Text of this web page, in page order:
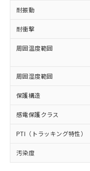
耐振動
耐衝撃
周囲温度範囲
周囲湿度範囲
保護構造
感電保護クラス
PTI（トラッキング特性）
汚染度
タに基
覧され
準価格
正式な
様のお
ムロン
オムロ
在庫状況
事前の
示しない
マイパ
ビス）
鉛(Pb) 1000ppm
六価クロム
類(PBB) 1000ppm
ルベンジル（BBP
（DBP）
但し、RoHS指令
適用除外項目は除く
フタル酸エステル
図的な使用がない
部品在庫の切
月が前後する
*中国RoHS10物質
Pb(鉛) :1000ppm
Cr(Ⅵ)(六価クロム)
ニル類) :
ル類) : 1000ppm、
DBP(フタル酸ジブ
イソブチル) :
DEHP(フタル酸ビ
「ｅ」：有害
準値以下であ
「10」：通常
質が外部に漏
及ぼさない年
国政府
可)を取
当社は
全に破
いよう
当社は
ル、化
武器並
当社は、
場合は
該第三者
販売先
法に輸
り引きを
一
一
在
い
た
機
受
情